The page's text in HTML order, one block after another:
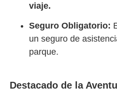
viaje.
Seguro Obligatorio:
un seguro de
parque.
Destacado de la